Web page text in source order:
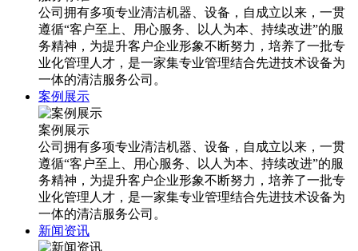
公司拥有多项专业清洁机器、设备，自成立以来，一贯
遵循“客户至上、用心服务、以人为本、持续改进”的服
务精神，为提升客户企业形象不断努力，培养了一批专
业化管理人才，是一家集专业管理结合先进技术设备为
一体的清洁服务公司。
案例展示
案例展示
公司拥有多项专业清洁机器、设备，自成立以来，一贯
遵循“客户至上、用心服务、以人为本、持续改进”的服
务精神，为提升客户企业形象不断努力，培养了一批专
业化管理人才，是一家集专业管理结合先进技术设备为
一体的清洁服务公司。
新闻资讯